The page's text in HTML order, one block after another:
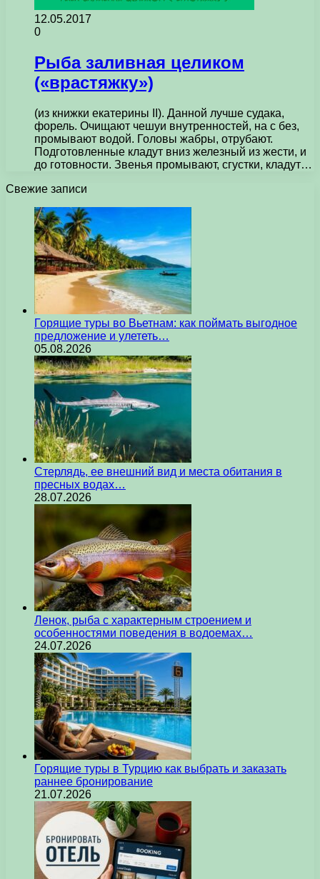
12.05.2017
0
Рыба заливная целиком
(«врастяжку»)
(из книжки екатерины II). Данной лучше судака,
форель. Очищают чешуи внутренностей, на с без,
промывают водой. Головы жабры, отрубают.
Подготовленные кладут вниз железный из жести, и
до готовности. Звенья промывают, сгустки, кладут…
Свежие записи
Горящие туры во Вьетнам: как поймать выгодное
предложение и улететь…
05.08.2026
Стерлядь, ее внешний вид и места обитания в
пресных водах…
28.07.2026
Ленок, рыба с характерным строением и
особенностями поведения в водоемах…
24.07.2026
Горящие туры в Турцию как выбрать и заказать
раннее бронирование
21.07.2026